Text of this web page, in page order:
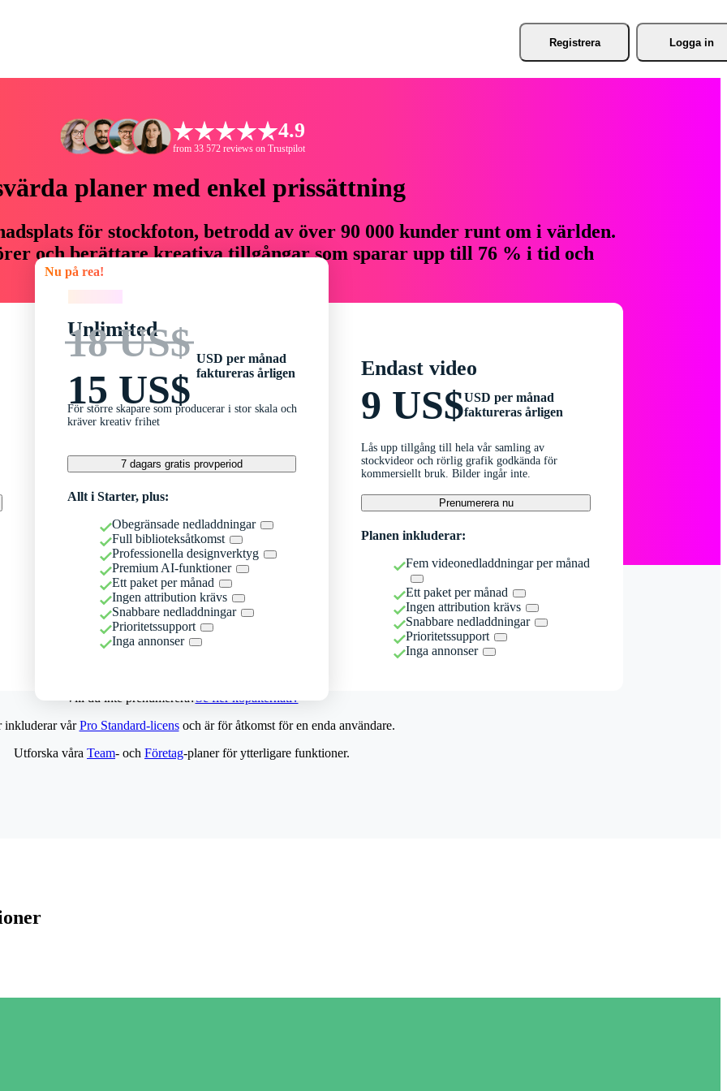
Registrera Logga in
4.9
from 33 572 reviews on Trustpilot
planer med enkel prissättning
för stockfoton, betrodd av över 90 000 kunder runt om i världen.
och berättare kreativa tillgångar som sparar upp till 76 % i tid och
Nu på rea!
Unlimited
18 US$
15 US$
USD per månad
faktureras årligen
För större skapare som producerar i stor skala och
kräver kreativ frihet
7 dagars gratis provperiod
Allt i Starter, plus:
Obegränsade nedladdningar
Full biblioteksåtkomst
Professionella designverktyg
Premium AI-funktioner
Ett paket per månad
Ingen attribution krävs
Snabbare nedladdningar
Prioritetssupport
Inga annonser
Endast video
9 US$USD per månad
faktureras årligen
Lås upp tillgång till hela vår samling av
stockvideor och rörlig grafik godkända för
kommersiellt bruk. Bilder ingår inte.
Prenumerera nu
Planen inkluderar:
Fem videonedladdningar per månad
Ett paket per månad
Ingen attribution krävs
Snabbare nedladdningar
Prioritetssupport
Inga annonser
Vill du inte prenumerera?Se fler köpalternativ
inkluderar vårPro Standard-licensoch är för åtkomst för en enda användare.
Utforska våra Team- och Företag-planer för ytterligare funktioner.